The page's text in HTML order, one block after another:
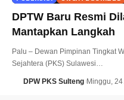
DPTW Baru Resmi
Mantapkan Langkah
Palu – Dewan Pimpinan Tingkat
Sejahtera (PKS) Sulawesi…
DPW PKS Sulteng Minggu, 24